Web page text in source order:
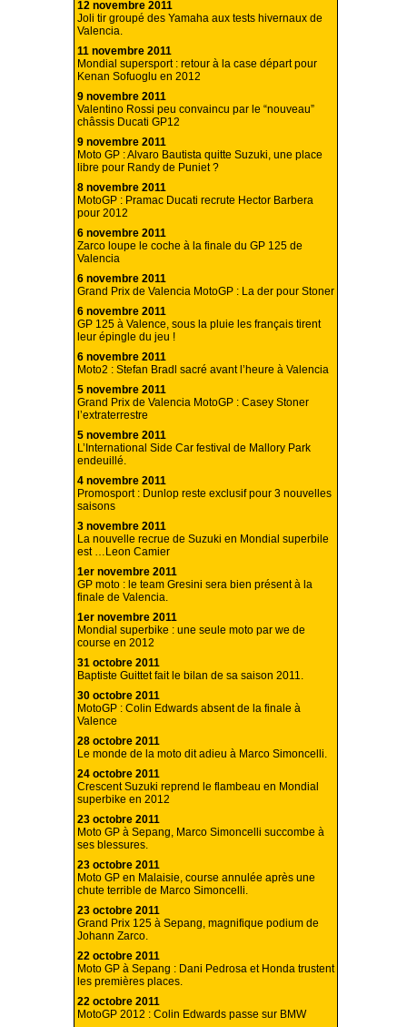
12 novembre 2011
Joli tir groupé des Yamaha aux tests hivernaux de
Valencia.
11 novembre 2011
Mondial supersport : retour à la case départ pour
Kenan Sofuoglu en 2012
9 novembre 2011
Valentino Rossi peu convaincu par le “nouveau”
châssis Ducati GP12
9 novembre 2011
Moto GP : Alvaro Bautista quitte Suzuki, une place
libre pour Randy de Puniet ?
8 novembre 2011
MotoGP : Pramac Ducati recrute Hector Barbera
pour 2012
6 novembre 2011
Zarco loupe le coche à la finale du GP 125 de
Valencia
6 novembre 2011
Grand Prix de Valencia MotoGP : La der pour Stoner
6 novembre 2011
GP 125 à Valence, sous la pluie les français tirent
leur épingle du jeu !
6 novembre 2011
Moto2 : Stefan Bradl sacré avant l’heure à Valencia
5 novembre 2011
Grand Prix de Valencia MotoGP : Casey Stoner
l’extraterrestre
5 novembre 2011
L’International Side Car festival de Mallory Park
endeuillé.
4 novembre 2011
Promosport : Dunlop reste exclusif pour 3 nouvelles
saisons
3 novembre 2011
La nouvelle recrue de Suzuki en Mondial superbile
est …Leon Camier
1er novembre 2011
GP moto : le team Gresini sera bien présent à la
finale de Valencia.
1er novembre 2011
Mondial superbike : une seule moto par we de
course en 2012
31 octobre 2011
Baptiste Guittet fait le bilan de sa saison 2011.
30 octobre 2011
MotoGP : Colin Edwards absent de la finale à
Valence
28 octobre 2011
Le monde de la moto dit adieu à Marco Simoncelli.
24 octobre 2011
Crescent Suzuki reprend le flambeau en Mondial
superbike en 2012
23 octobre 2011
Moto GP à Sepang, Marco Simoncelli succombe à
ses blessures.
23 octobre 2011
Moto GP en Malaisie, course annulée après une
chute terrible de Marco Simoncelli.
23 octobre 2011
Grand Prix 125 à Sepang, magnifique podium de
Johann Zarco.
22 octobre 2011
Moto GP à Sepang : Dani Pedrosa et Honda trustent
les premières places.
22 octobre 2011
MotoGP 2012 : Colin Edwards passe sur BMW